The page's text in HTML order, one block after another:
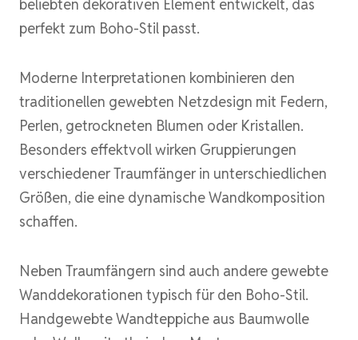
beliebten dekorativen Element entwickelt, das
perfekt zum Boho-Stil passt.
Moderne Interpretationen kombinieren den
traditionellen gewebten Netzdesign mit Federn,
Perlen, getrockneten Blumen oder Kristallen.
Besonders effektvoll wirken Gruppierungen
verschiedener Traumfänger in unterschiedlichen
Größen, die eine dynamische Wandkomposition
schaffen.
Neben Traumfängern sind auch andere gewebte
Wanddekorationen typisch für den Boho-Stil.
Handgewebte Wandteppiche aus Baumwolle